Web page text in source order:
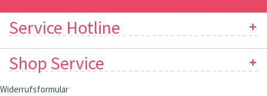
Service Hotline
Shop Service
Widerrufsformular